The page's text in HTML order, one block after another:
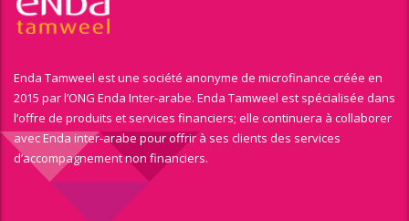
Enda Tamweel est une société anonyme de microfinance créée en
2015 par l’ONG Enda Inter-arabe. Enda Tamweel est spécialisée dans
l’offre de produits et services financiers; elle continuera à collaborer
avec Enda inter-arabe pour offrir à ses clients des services
d’accompagnement non financiers.